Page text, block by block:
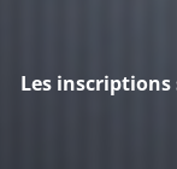
Les